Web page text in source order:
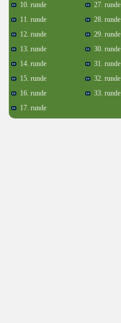
10. runde
27. runde
11. runde
28. runde
12. runde
29. runde
13. runde
30. runde
14. runde
31. runde
15. runde
32. runde
16. runde
33. runde
17. runde